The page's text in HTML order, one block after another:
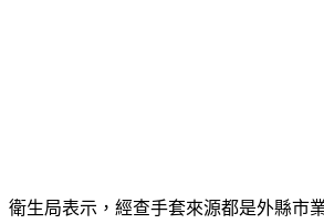
衛生局表示，經查手套來源都是外縣市